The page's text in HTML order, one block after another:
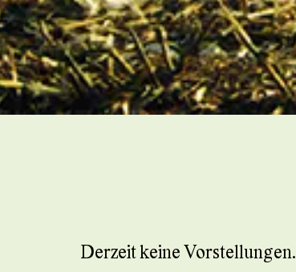
Derzeit keine Vorstellungen.